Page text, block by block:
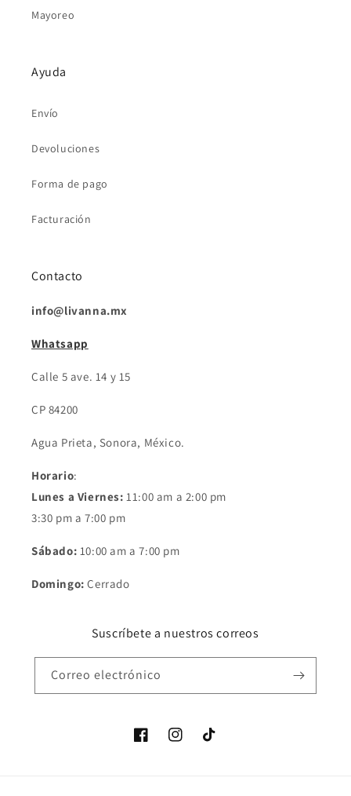
Mayoreo
Ayuda
Envío
Devoluciones
Forma de pago
Facturación
Contacto
info@livanna.mx
Whatsapp
Calle 5 ave. 14 y 15
CP 84200
Agua Prieta, Sonora, México.
Horario:
Lunes a Viernes: 11:00 am a 2:00 pm
3:30 pm a 7:00 pm
Sábado: 10:00 am a 7:00 pm
Domingo: Cerrado
Suscríbete a nuestros correos
Correo electrónico
FacebookInstagramTikTok